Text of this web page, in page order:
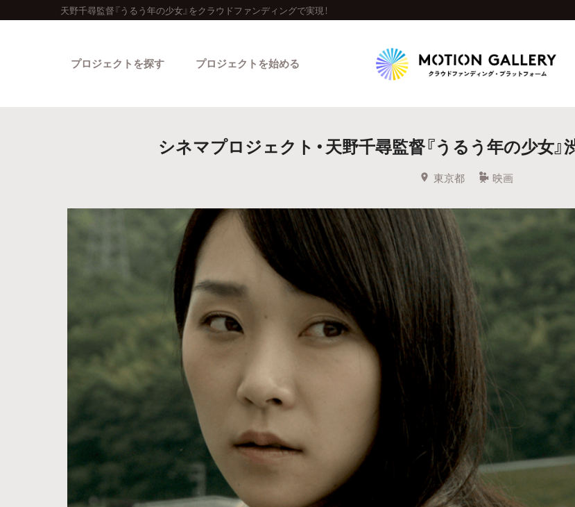
天野千尋監督『うるう年の少女』をクラウドファンディングで実現！
プロジェクトを探す
人気のプロジェクト 新着プロジェクト 終了間近
Feature
カテゴリーから探す タグから探す キュレーターから探す 特集
Legendary
最新達成プロジェクト 調達額が大きいプロジ
プロジェクトを始める
シネマプロジェクト・天野千尋監督『うるう年の少女』
東京都 映画